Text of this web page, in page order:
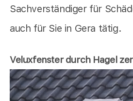
Sachverständiger für
auch für Sie in Gera tätig.
Veluxfenster durch Hagel